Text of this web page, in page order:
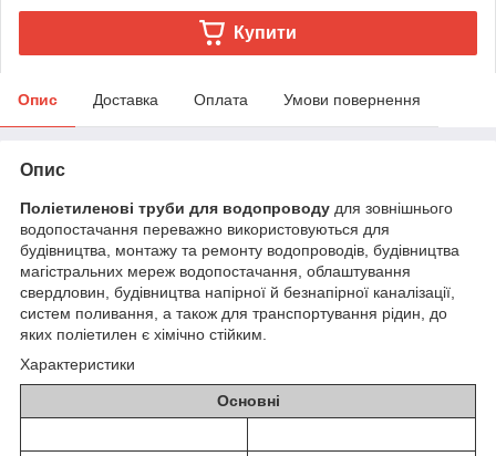
Купити
Опис Доставка Оплата Умови повернення
Опис
Поліетиленові труби для водопроводу для зовнішнього
водопостачання переважно використовуються для
будівництва, монтажу та ремонту водопроводів, будівництва
магістральних мереж водопостачання, облаштування
свердловин, будівництва напірної й безнапірної каналізації,
систем поливання, а також для транспортування рідин, до
яких поліетилен є хімічно стійким.
Характеристики
Основні